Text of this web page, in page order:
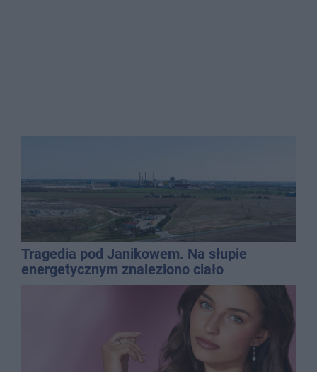
Tragedia pod Janikowem. Na słupie
energetycznym znaleziono ciało